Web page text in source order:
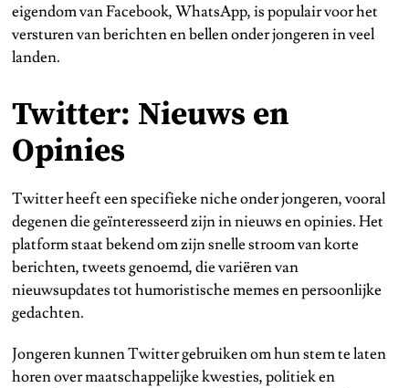
eigendom van Facebook, WhatsApp, is populair voor het
versturen van berichten en bellen onder jongeren in veel
landen.
Twitter: Nieuws en
Opinies
Twitter heeft een specifieke niche onder jongeren, vooral
degenen die geïnteresseerd zijn in nieuws en opinies. Het
platform staat bekend om zijn snelle stroom van korte
berichten, tweets genoemd, die variëren van
nieuwsupdates tot humoristische memes en persoonlijke
gedachten.
Jongeren kunnen Twitter gebruiken om hun stem te laten
horen over maatschappelijke kwesties, politiek en